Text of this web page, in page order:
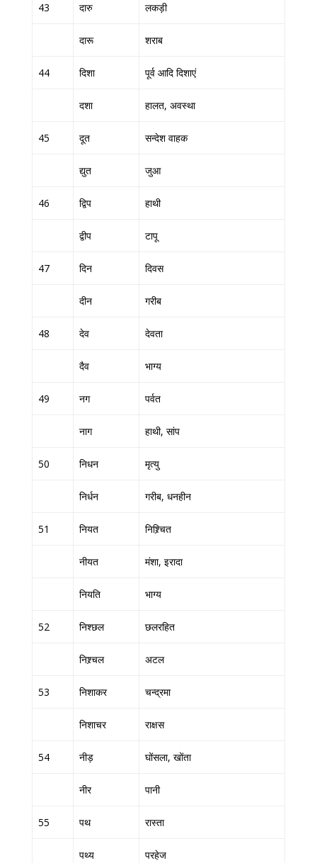
43 दारु लकड़ी
दारू शराब
44 दिशा पूर्व आदि दिशाएं
दशा हालत, अवस्था
45 दूत सन्देश वाहक
द्युत जुआ
46 द्विप हाथी
द्वीप टापू
47 दिन दिवस
दीन गरीब
48 देव देवता
दैव भाग्य
49 नग पर्वत
नाग हाथी, सांप
50 निधन मृत्यु
निर्धन गरीब, धनहीन
51 नियत निश्र्चित
नीयत मंशा, इरादा
नियति भाग्य
52 निश्छल छलरहित
निश्र्चल अटल
53 निशाकर चन्द्रमा
निशाचर राक्षस
54 नीड़ घोंसला, खोंता
नीर पानी
55 पथ रास्ता
पथ्य परहेज